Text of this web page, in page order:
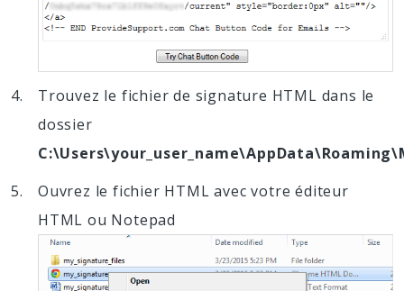
Trouvez le fichier de signature HTML dans le
dossier
Ouvrez le fichier HTML avec votre éditeur
HTML ou Notepad